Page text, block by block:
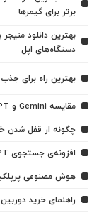
برتر برای گیمرها
بهترین دانلود
دستگاه‌های اپل
بهترین راه برای
مقایسه Gemini و ChatGPT: کدام یک بهتر است؟
چگونه از قفل شدن خودکار ویندوز 11 یا
افزونه‌ی جستجوی ChatGPT برای گوگل کروم معرفی شد
هوش مصنوعی
راهنمای خرید